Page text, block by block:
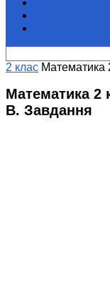
2 клас Математика
Математика 2
В. Завдання